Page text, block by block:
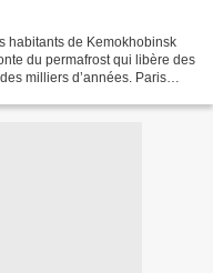
habitants de Kemokhobinsk
du permafrost qui libère des
milliers d’années. Paris